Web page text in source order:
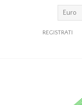
REGISTRATI